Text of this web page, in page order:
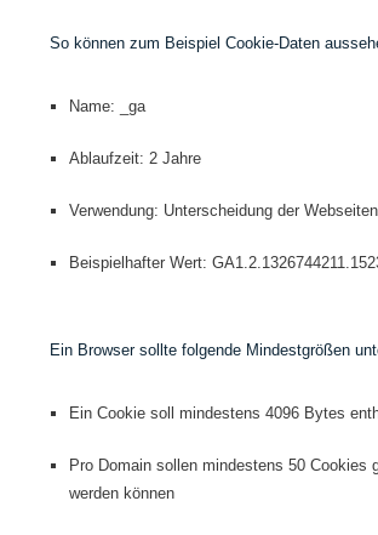
So können zum Beispiel Cookie-Daten
Name: _ga
Ablaufzeit: 2 Jahre
Verwendung: Unterscheidung der
Beispielhafter Wert:
Ein Browser sollte folgende Mindestgrößen
Ein Cookie soll mindestens 4096 Bytes
Pro Domain sollen mindestens 50 Cookies
werden können